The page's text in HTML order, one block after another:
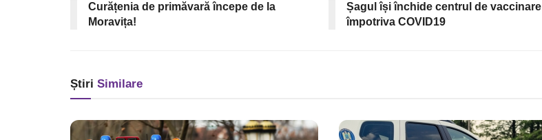
Curățenia de primăvară începe de la
Moravița!
Șagul își închide centrul de vaccinare
împotriva COVID19
Știri Similare